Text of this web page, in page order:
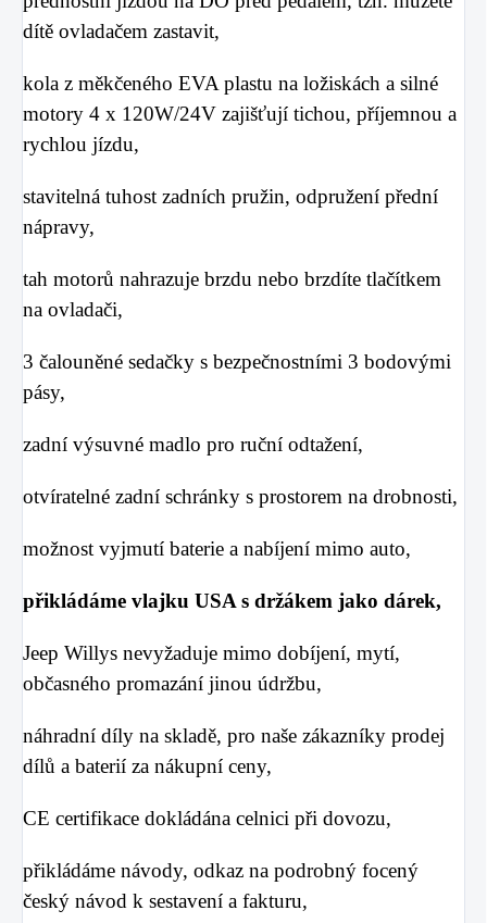
dítě ovladačem zastavit,
kola z měkčeného EVA plastu na ložiskách a silné
motory 4 x 120W/24V zajišťují tichou, příjemnou a
rychlou jízdu,
stavitelná tuhost zadních pružin, odpružení přední
nápravy,
tah motorů nahrazuje brzdu nebo brzdíte tlačítkem
na ovladači,
3 čalouněné sedačky s bezpečnostními 3 bodovými
pásy,
zadní výsuvné madlo pro ruční odtažení,
otvíratelné zadní schránky s prostorem na drobnosti,
možnost vyjmutí baterie a nabíjení mimo auto,
přikládáme vlajku USA s držákem jako dárek,
Jeep Willys nevyžaduje mimo dobíjení, mytí,
občasného promazání jinou údržbu,
náhradní díly na skladě, pro naše zákazníky prodej
dílů a baterií za nákupní ceny,
CE certifikace dokládána celnici při dovozu,
přikládáme návody, odkaz na podrobný focený
český návod k sestavení a fakturu,